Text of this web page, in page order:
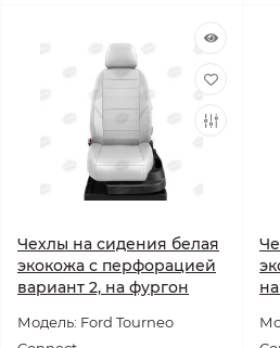
Чехлы на сидения белая
экокожа с перфорацией
вариант 2, на фургон
Модель: Ford Tourneo